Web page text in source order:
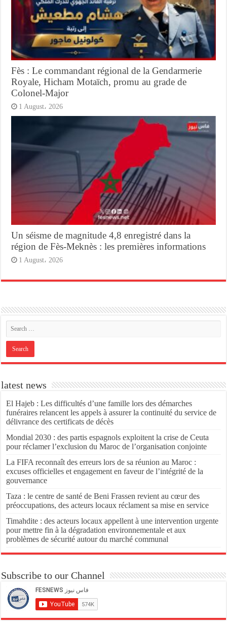
Fès : Le commandant régional de la Gendarmerie
Royale, Hicham Motaïch, promu au grade de
Colonel-Major
1 August، 2026
Un séisme de magnitude 4,8 enregistré dans la
région de Fès-Meknès : les premières informations
1 August، 2026
latest news
El Hajeb : Les difficultés d’une famille lors des démarches
funéraires relancent les appels à assurer la continuité du service de
délivrance des certificats de décès
Mondial 2030 : des partis espagnols exploitent la crise de Ceuta
pour réclamer l’exclusion du Maroc de l’organisation conjointe
La FIFA reconnaît des erreurs lors de sa réunion au Maroc :
excuses officielles et engagement en faveur de l’intégrité de la
gouvernance
Taza : le centre de santé de Beni Frassen revient au cœur des
préoccupations, des acteurs locaux réclament sa mise en service
Timahdite : des acteurs locaux appellent à une intervention urgente
pour mettre fin à la dégradation environnementale et aux
problèmes de sécurité autour du marché communal
Subscribe to our Channel